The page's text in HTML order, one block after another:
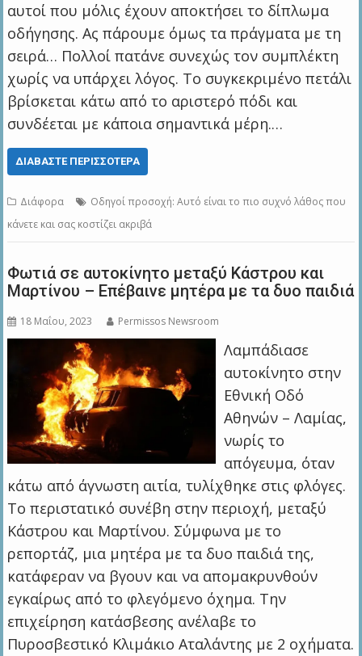
αυτοί που μόλις έχουν αποκτήσει το δίπλωμα
οδήγησης. Ας πάρουμε όμως τα πράγματα με τη
σειρά… Πολλοί πατάνε συνεχώς τον συμπλέκτη
χωρίς να υπάρχει λόγος. Το συγκεκριμένο πετάλι
βρίσκεται κάτω από το αριστερό πόδι και
συνδέεται με κάποια σημαντικά μέρη.…
ΔΙΑΒΆΣΤΕ ΠΕΡΙΣΣΌΤΕΡΑ
Διάφορα
Οδηγοί προσοχή: Αυτό είναι το πιο συχνό λάθος που
κάνετε και σας κοστίζει ακριβά
Φωτιά σε αυτοκίνητο μεταξύ Κάστρου και
Μαρτίνου – Επέβαινε μητέρα με τα δυο παιδιά
18 Μαΐου, 2023 Permissos Newsroom
Λαμπάδιασε
αυτοκίνητο στην
Εθνική Οδό
Αθηνών – Λαμίας,
νωρίς το
απόγευμα, όταν
κάτω από άγνωστη αιτία, τυλίχθηκε στις φλόγες.
Το περιστατικό συνέβη στην περιοχή, μεταξύ
Κάστρου και Μαρτίνου. Σύμφωνα με το
ρεπορτάζ, μια μητέρα με τα δυο παιδιά της,
κατάφεραν να βγουν και να απομακρυνθούν
εγκαίρως από το φλεγόμενο όχημα. Την
επιχείρηση κατάσβεσης ανέλαβε το
Πυροσβεστικό Κλιμάκιο Αταλάντης με 2 οχήματα.